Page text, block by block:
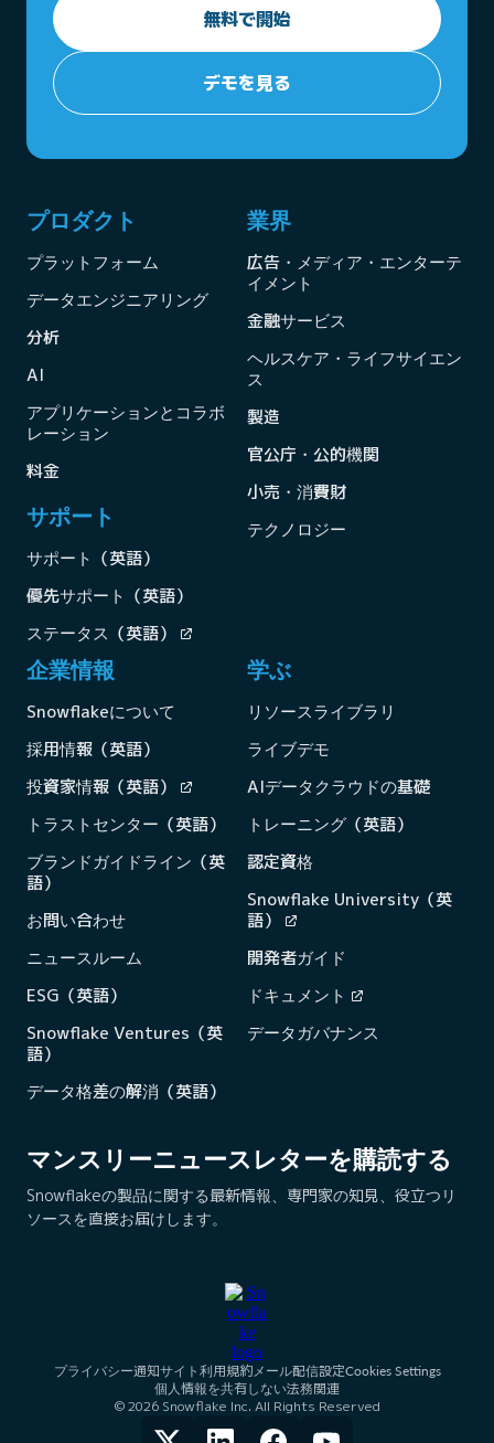
無料で開始
デモを見る
マンスリーニュースレターを購読する
Snowflakeの製品に関する最新情報、専門家の知見、役立つリ
ソースを直接お届けします。
プロダクト
プラットフォーム
データエンジニアリング
分析
AI
アプリケーションとコラボ
レーション
料金
サポート
サポート（英語）
優先サポート（英語）
ステータス（英語）
業界
広告・メディア・エンターテ
イメント
金融サービス
ヘルスケア・ライフサイエン
ス
製造
官公庁・公的機関
小売・消費財
テクノロジー
企業情報
Snowflakeについて
採用情報（英語）
投資家情報（英語）
トラストセンター（英語）
ブランドガイドライン（英
語）
お問い合わせ
ニュースルーム
ESG（英語）
Snowflake Ventures（英
語）
データ格差の解消（英語）
学ぶ
リソースライブラリ
ライブデモ
AIデータクラウドの基礎
トレーニング（英語）
認定資格
Snowflake University（英
語）
開発者ガイド
ドキュメント
データガバナンス
プライバシー通知サイト利用規約メール配信設定Cookies Settings
個人情報を共有しない法務関連
© 2026 Snowflake Inc. All Rights Reserved